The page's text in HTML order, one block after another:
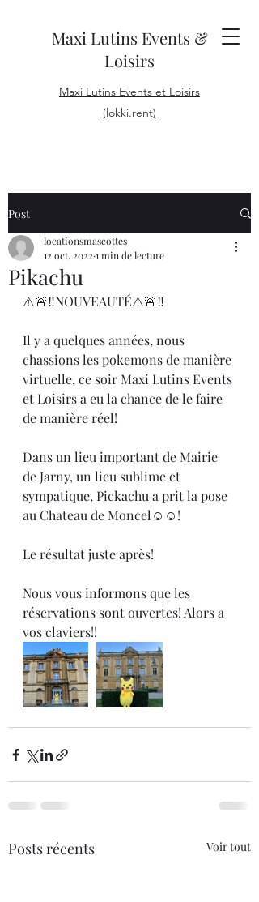
Maxi Lutins Events &
Loisirs
Maxi Lutins Events et Loisirs
(lokki.rent)
Post
Pikachu
locationsmascottes
12 oct. 2022 1 min de lecture
⚠️🚨‼️NOUVEAUTÉ⚠️🚨‼️
Il y a quelques années, nous
chassions les pokemons de manière
virtuelle, ce soir Maxi Lutins Events
et Loisirs a eu la chance de le faire
de manière réel!
Dans un lieu important de Mairie
de Jarny, un lieu sublime et
sympatique, Pickachu a prit la pose
au Chateau de Moncel☺️☺️!
Le résultat juste après!
Nous vous informons que les
réservations sont ouvertes! Alors a
vos claviers!!
Posts récents Voir tout